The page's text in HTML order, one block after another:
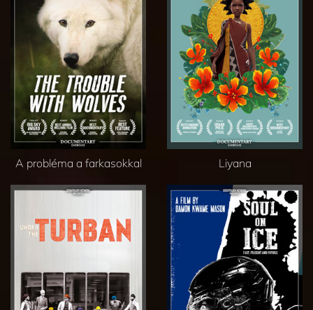
A probléma a farkasokkal Liyana